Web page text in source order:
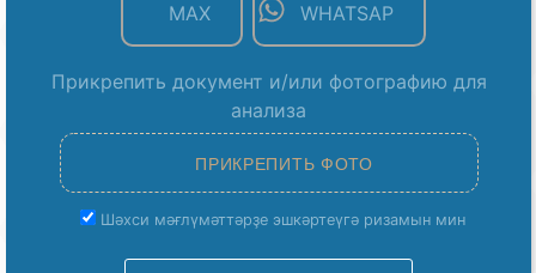
MAX WHATSAP
Прикрепить документ и/или фотографию для
анализа
Шәхси мәғлүмәттәрҙе эшкәртеүгә ризамын мин